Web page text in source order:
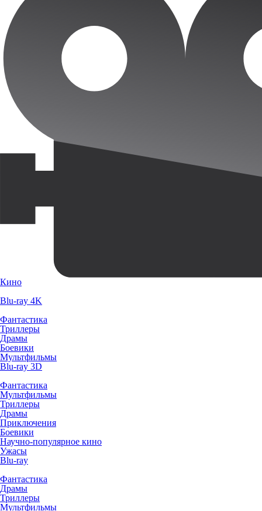
Кино
Blu-ray 4K
Фантастика
Триллеры
Драмы
Боевики
Мультфильмы
Blu-ray 3D
Фантастика
Мультфильмы
Триллеры
Драмы
Приключения
Боевики
Научно-популярное кино
Ужасы
Blu-ray
Фантастика
Драмы
Триллеры
Мультфильмы